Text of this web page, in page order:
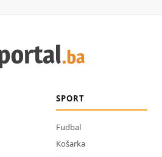
SPORT
Fudbal
Košarka